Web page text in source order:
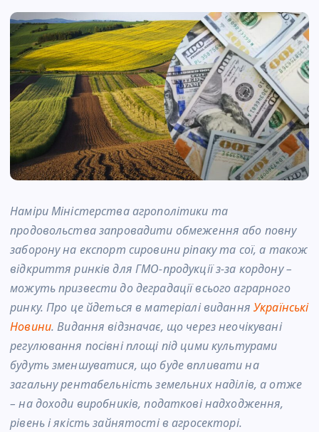
Наміри Міністерства агрополітики та
продовольства запровадити обмеження або повну
заборону на експорт сировини ріпаку та сої, а також
відкриття ринків для ГМО-продукції з-за кордону –
можуть призвести до деградації всього аграрного
ринку. Про це йдеться в матеріалі видання Українські
Новини. Видання відзначає, що через неочікувані
регулювання посівні площі під цими культурами
будуть зменшуватися, що буде впливати на
загальну рентабельність земельних наділів, а отже
– на доходи виробників, податкові надходження,
рівень і якість зайнятості в агросекторі.